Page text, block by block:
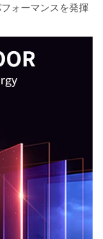
ォーマンスを発揮